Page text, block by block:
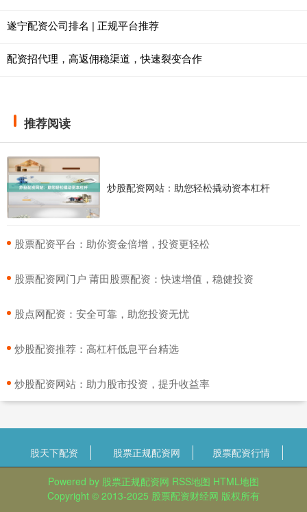
遂宁配资公司排名 | 正规平台推荐
配资招代理，高返佣稳渠道，快速裂变合作
推荐阅读
炒股配资网站：助您轻松撬动资本杠杆
​股票配资平台：助你资金倍增，投资更轻松
​股票配资网门户 莆田股票配资：快速增值，稳健投资
​股点网配资：安全可靠，助您投资无忧
​炒股配资推荐：高杠杆低息平台精选
​炒股配资网站：助力股市投资，提升收益率
股天下配资 股票正规配资网 股票配资行情
Powered by 股票正规配资网 RSS地图 HTML地图
Copyright © 2013-2025 股票配资财经网 版权所有